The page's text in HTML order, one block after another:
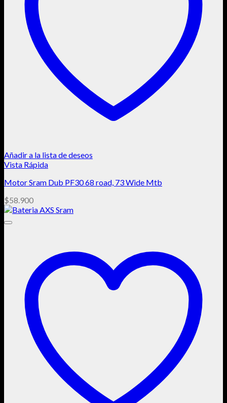
Añadir a la lista de deseos
Vista Rápida
Motor Sram Dub PF30 68 road, 73 Wide Mtb
$58.900